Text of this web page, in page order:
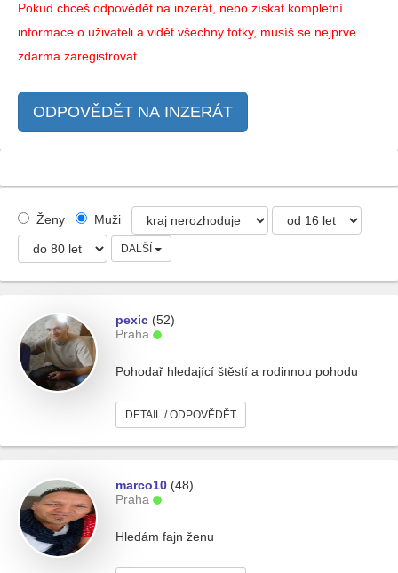
Pokud chceš odpovědět na inzerát, nebo získat kompletní
informace o uživateli a vidět všechny fotky, musíš se nejprve
zdarma zaregistrovat.
ODPOVĚDĚT NA INZERÁT
Ženy Muži
DALŠÍ
pexic (52)
Praha
Pohodař hledající štěstí a rodinnou pohodu
DETAIL / ODPOVĚDĚT
marco10 (48)
Praha
Hledám fajn ženu